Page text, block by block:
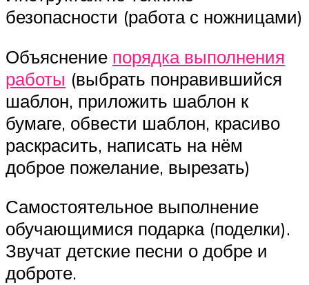
безопасности (работа с ножницами)
Объяснение порядка выполнения
работы (выбрать понравившийся
шаблон, приложить шаблон к
бумаге, обвести шаблон, красиво
раскрасить, написать на нём
доброе пожелание, вырезать)
Самостоятельное выполнение
обучающимися подарка (поделки).
Звучат детские песни о добре и
доброте.